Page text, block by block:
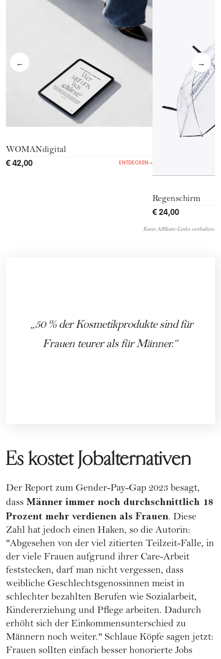
← →
WOMANdigital
€ 42,00 ENTDECKEN →
Regenschirm
€ 24,00
Kann Affiliate-Links enthalten.
50 % der Kosmetikprodukte sind für
Frauen teurer als für Männer.
Es kostet Jobalternativen
Der Report zum Gender-Pay-Gap 2023 besagt,
dass Männer immer noch durchschnittlich 18
Prozent mehr verdienen als Frauen. Diese
Zahl hat jedoch einen Haken, so die Autorin:
"Abgesehen von der viel zitierten Teilzeit-Falle, in
der viele Frauen aufgrund ihrer Care-Arbeit
feststecken, darf man nicht vergessen, dass
weibliche Geschlechtsgenossinnen meist in
schlechter bezahlten Berufen wie Sozialarbeit,
Kindererziehung und Pflege arbeiten. Dadurch
erhöht sich der Einkommensunterschied zu
Männern noch weiter." Schlaue Köpfe sagen jetzt:
Frauen sollten einfach besser honorierte Jobs